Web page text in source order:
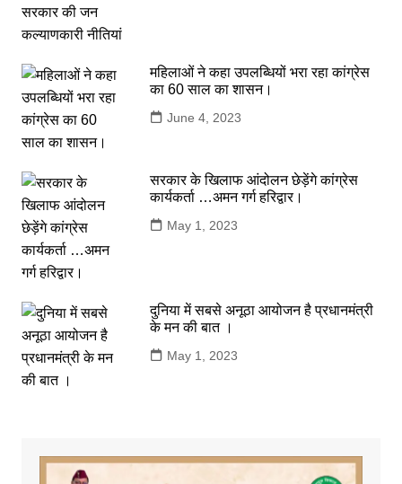
महिलाओं ने कहा उपलब्धियों भरा रहा कांग्रेस
का 60 साल का शासन।
June 4, 2023
सरकार के खिलाफ आंदोलन छेड़ेंगे कांग्रेस
कार्यकर्ता …अमन गर्ग हरिद्वार।
May 1, 2023
दुनिया में सबसे अनूठा आयोजन है प्रधानमंत्री
के मन की बात ।
May 1, 2023